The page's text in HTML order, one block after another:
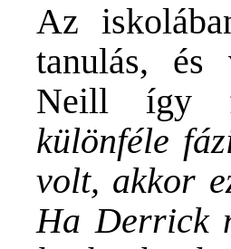
Az
tanulás, és
Neill így
különféle
volt, akkor
Ha Derrick